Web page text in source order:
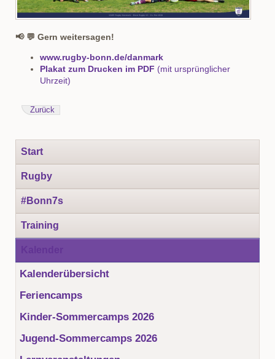
📢 💬 Gern weitersagen!
www.rugby-bonn.de/danmark
Plakat zum Drucken im PDF (mit ursprünglicher
Uhrzeit)
Zurück
überspringen
Start
Rugby
#Bonn7s
Training
Kalenderübersicht
Feriencamps
Kinder-Sommercamps 2026
Jugend-Sommercamps 2026